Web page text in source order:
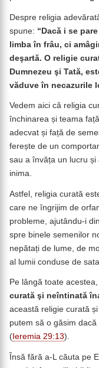
Despre religia
spune: “Dacă i se
limba în frâu, ci
deşartă. O religie
Dumnezeu şi Tată,
văduve în necazurile
Vedem aici că religia
închinarea și teama
adecvat și față de
ferește de un
sau a învăța un lucru
inima.
Astfel, religia curată
care ne îngrijim de
probleme, ajutându-i
spre binele semenilor
nepătați de lume, de
al lumii conduse de
Pe lângă toate
curată şi neîntinată
această religie curată
putem să o găsim
( Ieremia 29:13).
Însă fără a-L căuta pe